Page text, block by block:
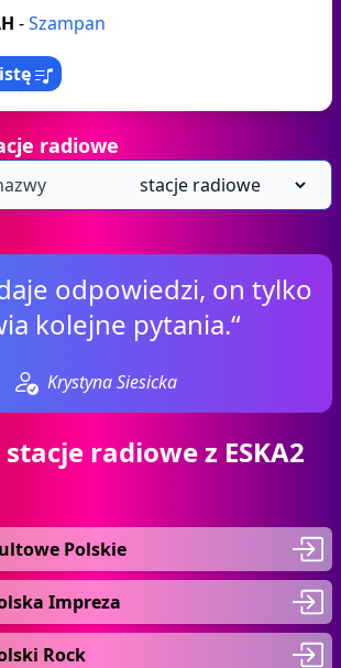
-Szampan
radiowe
odpowiedzi, on tylko
kolejne pytania.“
Krystyna Siesicka
radiowe z ESKA2
Polskie
Impreza
Rock